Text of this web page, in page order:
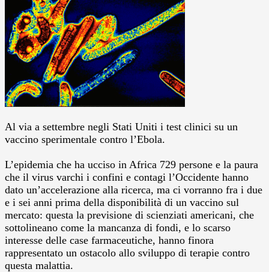
Al via a settembre negli Stati Uniti i test clinici su un
vaccino sperimentale contro l’Ebola.
L’epidemia che ha ucciso in Africa 729 persone e la paura
che il virus varchi i confini e contagi l’Occidente hanno
dato un’accelerazione alla ricerca, ma ci vorranno fra i due
e i sei anni prima della disponibilità di un vaccino sul
mercato: questa la previsione di scienziati americani, che
sottolineano come la mancanza di fondi, e lo scarso
interesse delle case farmaceutiche, hanno finora
rappresentato un ostacolo allo sviluppo di terapie contro
questa malattia.